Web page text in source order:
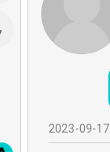
2023-09-17